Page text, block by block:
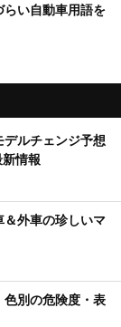
らい自動車用語を
デルチェンジ予想
情報
＆外車の珍しいマ
色別の危険度・表